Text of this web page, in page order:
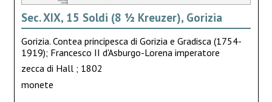
Sec. XIX, 15 Soldi (8 ½ Kreuzer), Gorizia
Gorizia. Contea principesca di Gorizia e Gradisca (1754-
1919); Francesco II d'Asburgo-Lorena imperatore
zecca di Hall ; 1802
monete